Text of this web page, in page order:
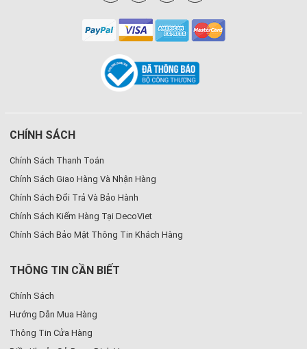
CHÍNH SÁCH
Chính Sách Thanh Toán
Chính Sách Giao Hàng Và Nhận Hàng
Chính Sách Đổi Trả Và Bảo Hành
Chính Sách Kiểm Hàng Tại DecoViet
Chính Sách Bảo Mật Thông Tin Khách Hàng
THÔNG TIN CẦN BIẾT
Chính Sách
Hướng Dẫn Mua Hàng
Thông Tin Cửa Hàng